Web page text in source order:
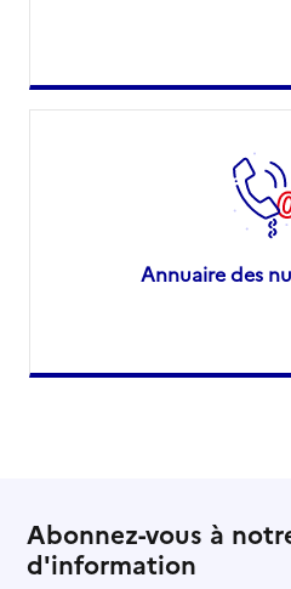
Annuaire des
Abonnez-vous à
d'information